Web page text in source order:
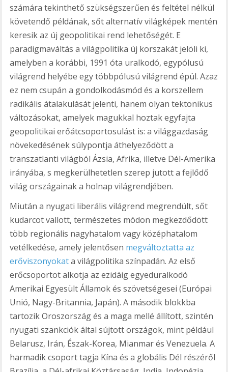
számára tekinthető szükségszerűen és feltétel nélkül
követendő példának, sőt alternatív világképek mentén
keresik az új geopolitikai rend lehetőségét. E
paradigmaváltás a világpolitika új korszakát jelöli ki,
amelyben a korábbi, 1991 óta uralkodó, egypólusú
világrend helyébe egy többpólusú világrend épül. Azaz
ez nem csupán a gondolkodásmód és a korszellem
radikális átalakulását jelenti, hanem olyan tektonikus
változásokat, amelyek magukkal hoztak egyfajta
geopolitikai erőátcsoportosulást is: a világgazdaság
növekedésének súlypontja áthelyeződött a
transzatlanti világból Ázsia, Afrika, illetve Dél-Amerika
irányába, s megkerülhetetlen szerep jutott a fejlődő
világ országainak a holnap világrendjében.
Miután a nyugati liberális világrend megrendült, sőt
kudarcot vallott, természetes módon megkezdődött
több regionális nagyhatalom vagy középhatalom
vetélkedése, amely jelentősen megváltoztatta az
erőviszonyokata világpolitika színpadán. Az első
erőcsoportot alkotja az ezidáig egyeduralkodó
Amerikai Egyesült Államok és szövetségesei (Európai
Unió, Nagy-Britannia, Japán). A második blokkba
tartozik Oroszország és a maga mellé állított, szintén
nyugati szankciók által sújtott országok, mint például
Belarusz, Irán, Észak-Korea, Mianmar és Venezuela. A
harmadik csoport tagja Kína és a globális Dél részéről